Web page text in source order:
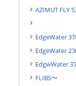
AZIMUT FLY
EdgeWater
EdgeWater
EdgwWater
FLIBS〜